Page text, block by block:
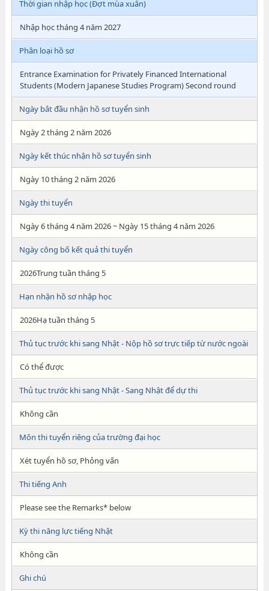
Thời gian nhập học (Đợt mùa xuân)
Nhập học tháng 4 năm 2027
Phân loại hồ sơ
Entrance Examination for Privately Financed International
Students (Modern Japanese Studies Program) Second round
Ngày bắt đầu nhận hồ sơ tuyển sinh
Ngày 2 tháng 2 năm 2026
Ngày kết thúc nhận hồ sơ tuyển sinh
Ngày 10 tháng 2 năm 2026
Ngày thi tuyển
Ngày 6 tháng 4 năm 2026 ~ Ngày 15 tháng 4 năm 2026
Ngày công bố kết quả thi tuyển
2026Trung tuần tháng 5
Hạn nhận hồ sơ nhập học
2026Hạ tuần tháng 5
Thủ tục trước khi sang Nhật - Nộp hồ sơ trực tiếp từ nước ngoài
Có thể được
Thủ tục trước khi sang Nhật - Sang Nhật để dự thi
Không cần
Môn thi tuyển riêng của trường đại học
Xét tuyển hồ sơ, Phỏng vấn
Thi tiếng Anh
Please see the Remarks* below
Kỳ thi năng lực tiếng Nhật
Không cần
Ghi chú